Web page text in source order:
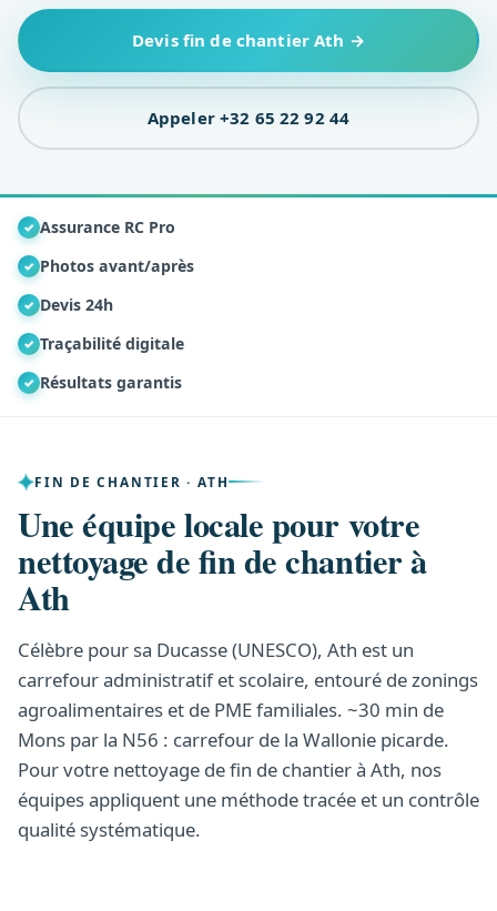
Devis fin de chantier Ath →
Appeler +32 65 22 92 44
✓ Assurance RC Pro
✓ Photos avant/après
✓ Devis 24h
✓ Traçabilité digitale
✓ Résultats garantis
FIN DE CHANTIER · ATH
Une équipe locale pour votre
nettoyage de fin de chantier à
Ath
Célèbre pour sa Ducasse (UNESCO), Ath est un
carrefour administratif et scolaire, entouré de zonings
agroalimentaires et de PME familiales. ~30 min de
Mons par la N56 : carrefour de la Wallonie picarde.
Pour votre nettoyage de fin de chantier à Ath, nos
équipes appliquent une méthode tracée et un contrôle
qualité systématique.